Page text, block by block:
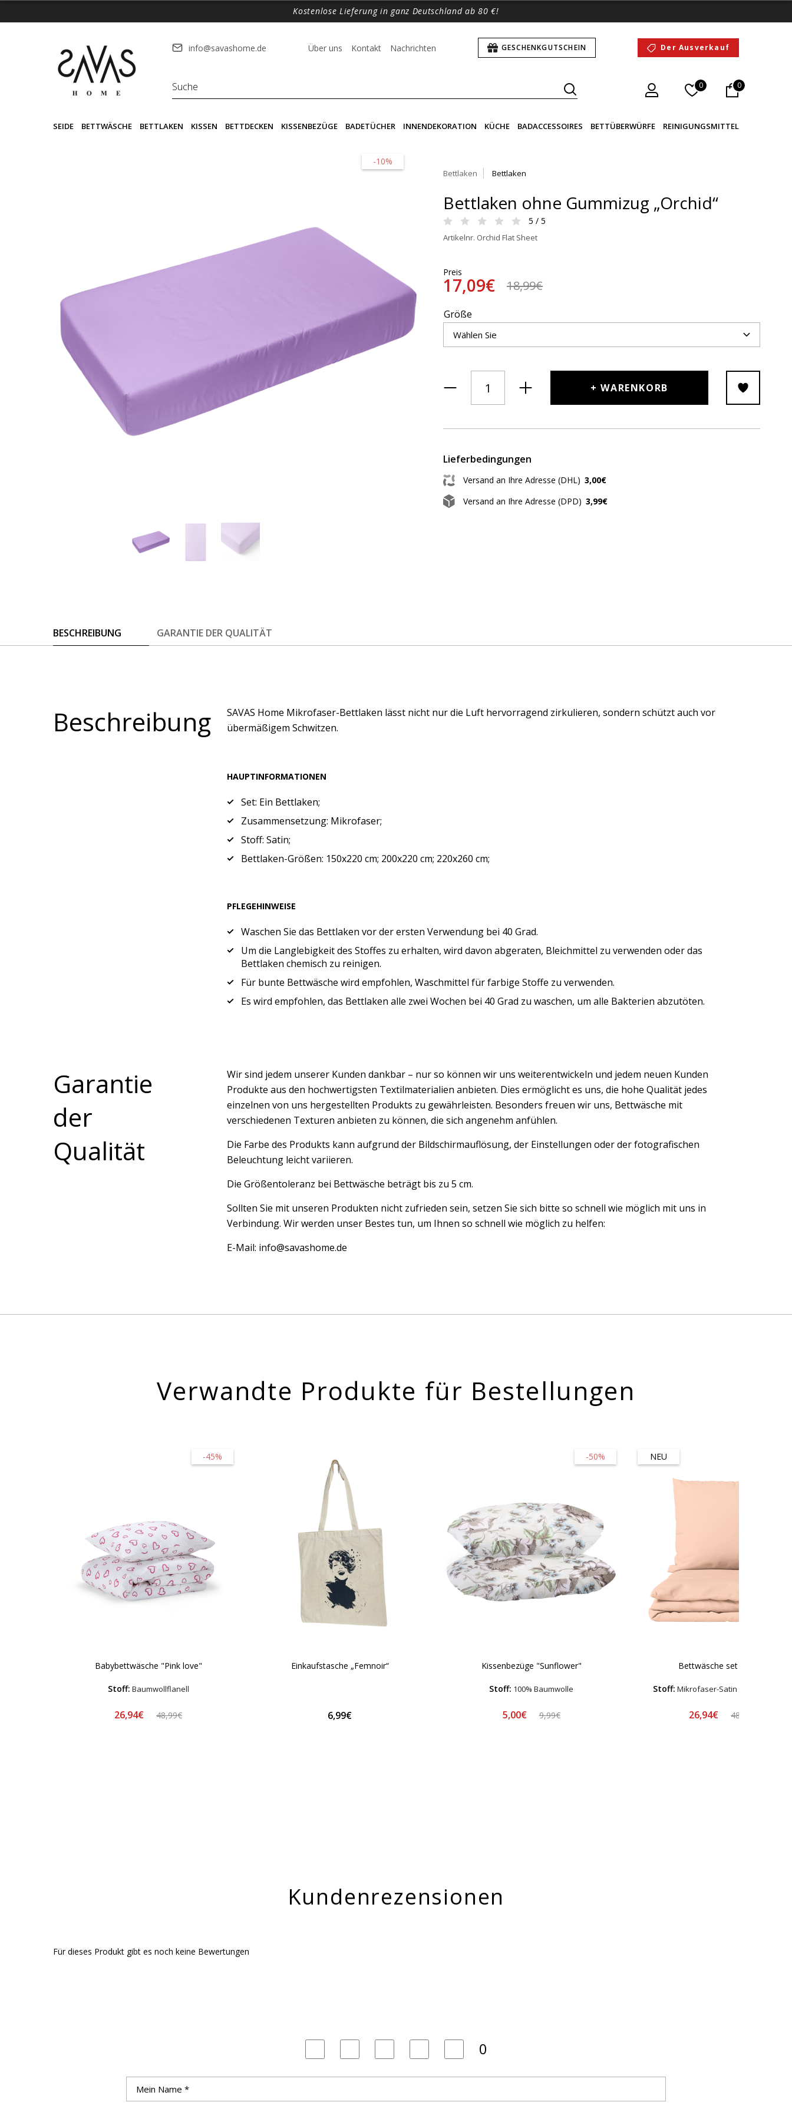
Kostenlose Lieferung in ganz Deutschland ab 80 €!
info@savashome.de Über uns Kontakt Nachrichten GESCHENKGUTSCHEIN Der Ausverkauf
0 0
SEIDE BETTWÄSCHE BETTLAKEN KISSEN BETTDECKEN KISSENBEZÜGE BADETÜCHER INNENDEKORATION KÜCHE BADACCESSOIRES BETTÜBERWÜRFE REINIGUNGSMITTEL
-10%
Bettlaken Bettlaken
Bettlaken ohne Gummizug „Orchid“
5 / 5
Artikelnr. Orchid Flat Sheet
Preis
17,09€ 18,99€
Größe
+ WARENKORB
Lieferbedingungen
Versand an Ihre Adresse (DHL) 3,00€
Versand an Ihre Adresse (DPD) 3,99€
BESCHREIBUNG GARANTIE DER QUALITÄT
Beschreibung
SAVAS Home Mikrofaser-Bettlaken lässt nicht nur die Luft hervorragend zirkulieren, sondern schützt auch vor
übermäßigem Schwitzen.
HAUPTINFORMATIONEN
Set: Ein Bettlaken;
Zusammensetzung: Mikrofaser;
Stoff: Satin;
Bettlaken-Größen: 150x220 cm; 200x220 cm; 220x260 cm;
PFLEGEHINWEISE
Waschen Sie das Bettlaken vor der ersten Verwendung bei 40 Grad.
Um die Langlebigkeit des Stoffes zu erhalten, wird davon abgeraten, Bleichmittel zu verwenden oder das
Bettlaken chemisch zu reinigen.
Für bunte Bettwäsche wird empfohlen, Waschmittel für farbige Stoffe zu verwenden.
Es wird empfohlen, das Bettlaken alle zwei Wochen bei 40 Grad zu waschen, um alle Bakterien abzutöten.
Garantie
der
Qualität
Wir sind jedem unserer Kunden dankbar – nur so können wir uns weiterentwickeln und jedem neuen Kunden
Produkte aus den hochwertigsten Textilmaterialien anbieten. Dies ermöglicht es uns, die hohe Qualität jedes
einzelnen von uns hergestellten Produkts zu gewährleisten. Besonders freuen wir uns, Bettwäsche mit
verschiedenen Texturen anbieten zu können, die sich angenehm anfühlen.
Die Farbe des Produkts kann aufgrund der Bildschirmauflösung, der Einstellungen oder der fotografischen
Beleuchtung leicht variieren.
Die Größentoleranz bei Bettwäsche beträgt bis zu 5 cm.
Sollten Sie mit unseren Produkten nicht zufrieden sein, setzen Sie sich bitte so schnell wie möglich mit uns in
Verbindung. Wir werden unser Bestes tun, um Ihnen so schnell wie möglich zu helfen:
E-Mail: info@savashome.de
Verwandte Produkte für Bestellungen
-45%
Babybettwäsche "Pink love"
Stoff: Baumwollflanell
26,94€ 48,99€
Einkaufstasche „Femnoir“
6,99€
-50%
Kissenbezüge "Sunflower"
Stoff: 100% Baumwolle
5,00€ 9,99€
NEU
Bettwäsche set "Coral"
Stoff: Mikrofaser-Satin –
26,94€ 48,99€
Kundenrezensionen
Für dieses Produkt gibt es noch keine Bewertungen
0